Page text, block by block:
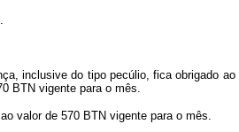
inclusive do tipo pecúlio, fica obrigado
BTN vigente para o mês.
valor de 570 BTN vigente para o mês.